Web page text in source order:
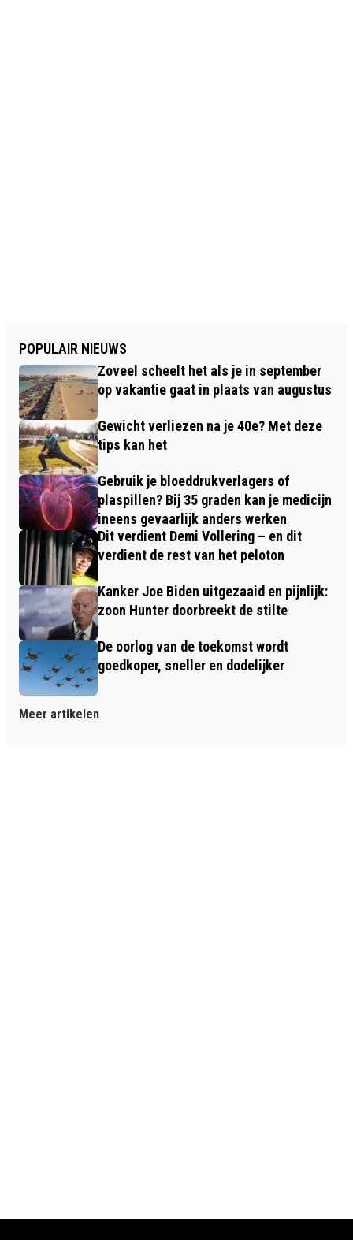
POPULAIR NIEUWS
Zoveel scheelt het als je in september
op vakantie gaat in plaats van augustus
Gewicht verliezen na je 40e? Met deze
tips kan het
Gebruik je bloeddrukverlagers of
plaspillen? Bij 35 graden kan je medicijn
ineens gevaarlijk anders werken
Dit verdient Demi Vollering – en dit
verdient de rest van het peloton
Kanker Joe Biden uitgezaaid en pijnlijk:
zoon Hunter doorbreekt de stilte
De oorlog van de toekomst wordt
goedkoper, sneller en dodelijker
Meer artikelen